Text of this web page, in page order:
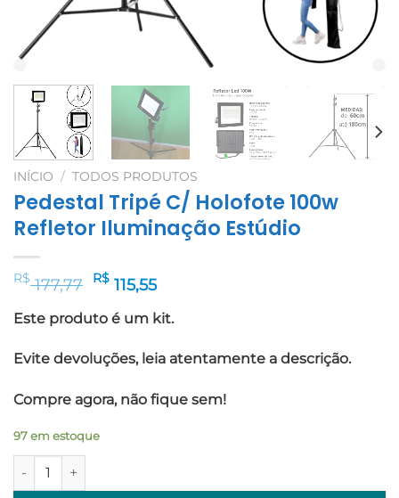
INÍCIO / TODOS PRODUTOS
Pedestal Tripé C/ Holofote 100w
Refletor Iluminação Estúdio
R$177,77 O
original
era:
R$ 177,77.
R$ 115,55O
atual
é:
R$ 115,55.
Este produto é um kit.
Evite devoluções, leia atentamente a descrição.
Compre agora, não fique sem!
97 em estoque
Pedestal Tripé C/ Holofote 100w Refletor Iluminação Estúdio